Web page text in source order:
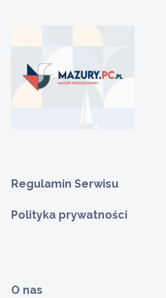
Regulamin Serwisu
Polityka prywatności
O nas